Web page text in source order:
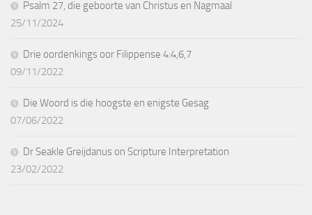
Psalm 27, die geboorte van Christus en Nagmaal
25/11/2024
Drie oordenkings oor Filippense 4:4,6,7
09/11/2022
Die Woord is die hoogste en enigste Gesag
07/06/2022
Dr Seakle Greijdanus on Scripture Interpretation
23/02/2022